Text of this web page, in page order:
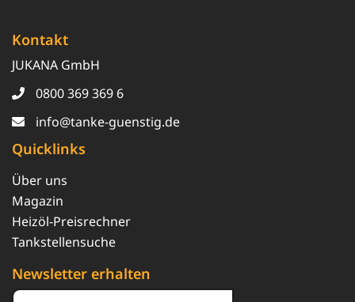
Kontakt
JUKANA GmbH
0800 369 369 6
info@tanke-guenstig.de
Quicklinks
Über uns
Magazin
Heizöl-Preisrechner
Tankstellensuche
Newsletter erhalten